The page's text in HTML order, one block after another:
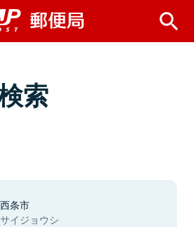
索
西条市
サイジョウシ